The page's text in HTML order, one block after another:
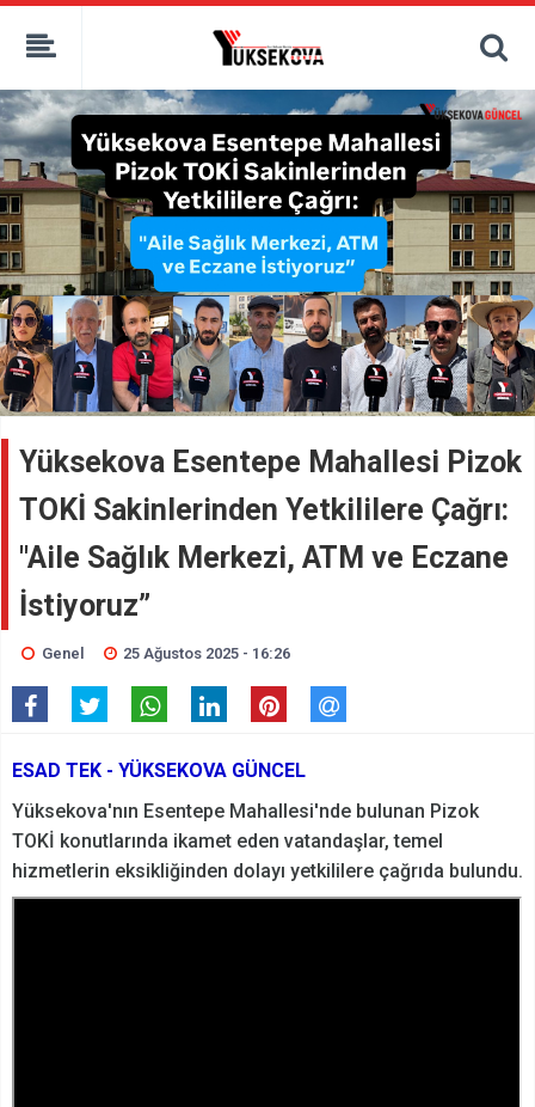
kaçak bahis
deneme bonusu
canlı bahis siteleri
deneme bonusu veren siteler
bahis siteleri
porno izle
Yüksekova Esentepe Mahallesi Pizok
TOKİ Sakinlerinden Yetkililere Çağrı:
"Aile Sağlık Merkezi, ATM ve Eczane
İstiyoruz”
Genel 25 Ağustos 2025 - 16:26
ESAD TEK - YÜKSEKOVA GÜNCEL
Yüksekova'nın Esentepe Mahallesi'nde bulunan Pizok
TOKİ konutlarında ikamet eden vatandaşlar, temel
hizmetlerin eksikliğinden dolayı yetkililere çağrıda bulundu.